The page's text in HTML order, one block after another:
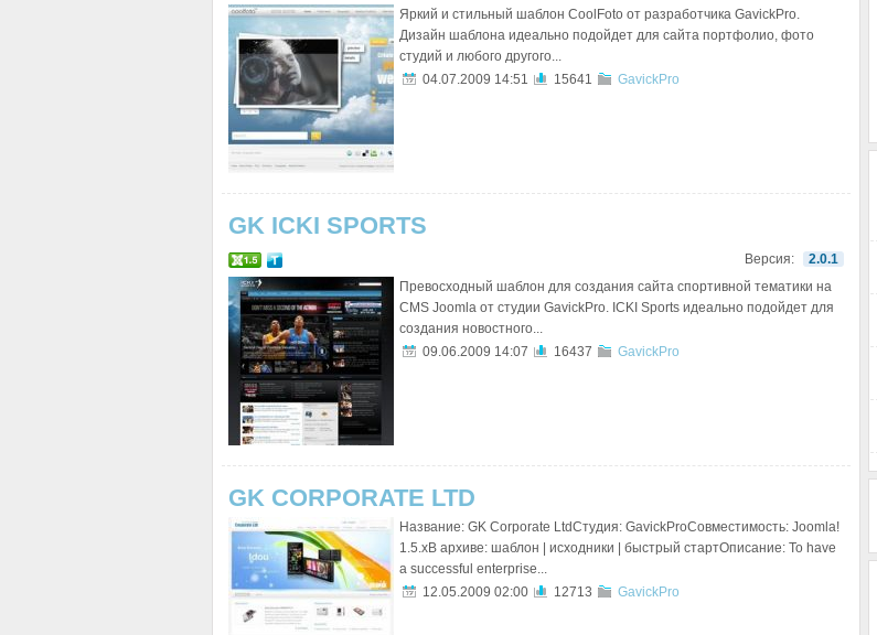
Яркий и стильный шаблон CoolFoto от разработчика GavickPro.
Дизайн шаблона идеально подойдет для сайта портфолио, фото
студий и любого другого...
04.07.2009 14:51
15641 GavickPro
GK ICKI SPORTS
Версия:
2.0.1
Превосходный шаблон для создания сайта спортивной тематики на
CMS Joomla от студии GavickPro. ICKI Sports идеально подойдет для
создания новостного...
09.06.2009 14:07
16437 GavickPro
GK CORPORATE LTD
Название: GK Corporate LtdСтудия: GavickProСовместимость: Joomla!
1.5.xВ архиве: шаблон | исходники | быстрый стартОписание: To have
a successful enterprise...
12.05.2009 02:00
12713 GavickPro